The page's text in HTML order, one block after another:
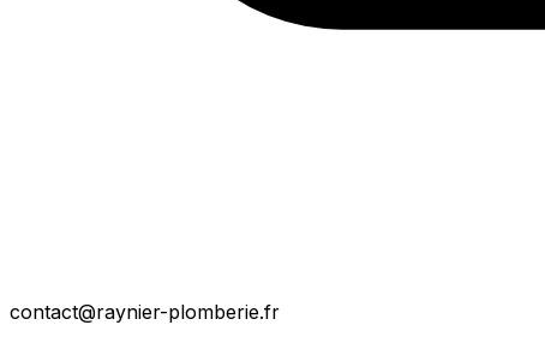
contact@raynier-plomberie.fr